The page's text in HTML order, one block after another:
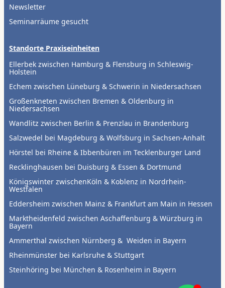
Newsletter
Seminarräume gesucht
Standorte Praxiseinheiten
Ellerbek zwischen Hamburg & Flensburg in Schleswig-
Holstein
Echem zwischen Lüneburg & Schwerin in Niedersachsen
Großenkneten zwischen Bremen & Oldenburg in
Niedersachsen
Wandlitz zwischen Berlin & Prenzlau in Brandenburg
Salzwedel bei Magdeburg & Wolfsburg in Sachsen-Anhalt
Hörstel bei Rheine & Ibbenbüren im Tecklenburger Land
Recklinghausen bei Duisburg & Essen & Dortmund
Königswinter zwischenKöln & Koblenz in Nordrhein-
Westfalen
Eddersheim zwischen Mainz & Frankfurt am Main in Hessen
Marktheidenfeld zwischen Aschaffenburg & Würzburg in
Bayern
Ammerthal zwischen Nürnberg & Weiden in Bayern
Rheinmünster bei Karlsruhe & Stuttgart
Steinhöring bei München & Rosenheim in Bayern